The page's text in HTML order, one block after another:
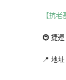
【抗
🚇 捷
📍 地